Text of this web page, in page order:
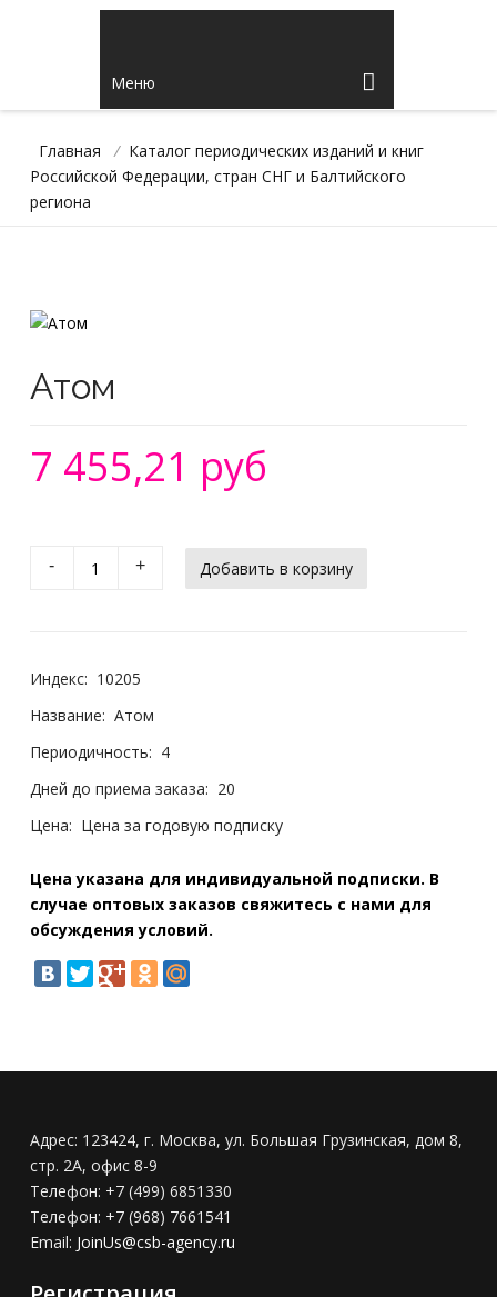
Меню
Главная / Каталог периодических изданий и книг
Российской Федерации, стран СНГ и Балтийского
региона
Атом
7 455,21 руб
- +
Индекс: 10205
Название: Атом
Периодичность: 4
Дней до приема заказа: 20
Цена: Цена за годовую подписку
Цена указана для индивидуальной подписки. В
случае оптовых заказов свяжитесь с нами для
обсуждения условий.
Адрес: 123424, г. Москва, ул. Большая Грузинская, дом 8,
стр. 2А, офис 8-9
Телефон: +7 (499) 6851330
Телефон: +7 (968) 7661541
Email: JoinUs@csb-agency.ru